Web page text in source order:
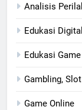
Analisis
Edukasi
Edukasi
Gambling,
Game Online